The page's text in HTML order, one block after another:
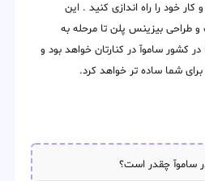
خود را راه اندازی کنید . این
طراحی بیزینس پلن تا مرحله به
کشور ساموآ در کنارتان خواهد بود و
شما ساده تر خواهد کرد.
ساموآ چقدر است؟